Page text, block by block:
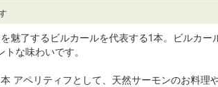
魅了するビルカールを代表する1本。ビルカ
な味わいです。
アペリティフとして、天然サーモンのお料